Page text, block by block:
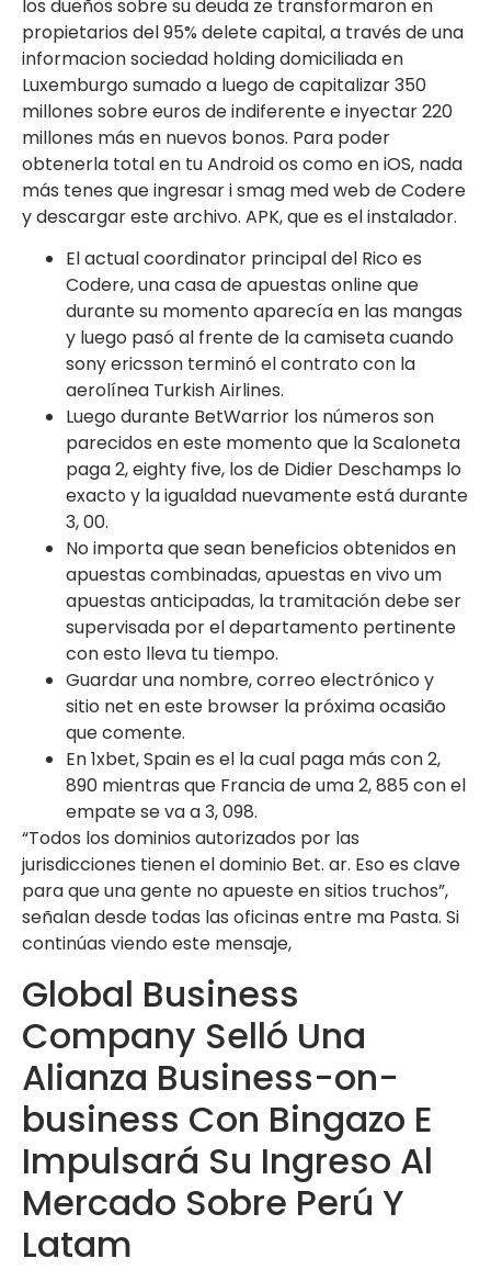
los dueños sobre su deuda ze transformaron en
propietarios del 95% delete capital, a través de una
informacion sociedad holding domiciliada en
Luxemburgo sumado a luego de capitalizar 350
millones sobre euros de indiferente e inyectar 220
millones más en nuevos bonos. Para poder
obtenerla total en tu Android os como en iOS, nada
más tenes que ingresar i smag med web de Codere
y descargar este archivo. APK, que es el instalador.
El actual coordinator principal del Rico es
Codere, una casa de apuestas online que
durante su momento aparecía en las mangas
y luego pasó al frente de la camiseta cuando
sony ericsson terminó el contrato con la
aerolínea Turkish Airlines.
Luego durante BetWarrior los números son
parecidos en este momento que la Scaloneta
paga 2, eighty five, los de Didier Deschamps lo
exacto y la igualdad nuevamente está durante
3, 00.
No importa que sean beneficios obtenidos en
apuestas combinadas, apuestas en vivo um
apuestas anticipadas, la tramitación debe ser
supervisada por el departamento pertinente
con esto lleva tu tiempo.
Guardar una nombre, correo electrónico y
sitio net en este browser la próxima ocasião
que comente.
En 1xbet, Spain es el la cual paga más con 2,
890 mientras que Francia de uma 2, 885 con el
empate se va a 3, 098.
“Todos los dominios autorizados por las
jurisdicciones tienen el dominio Bet. ar. Eso es clave
para que una gente no apueste en sitios truchos”,
señalan desde todas las oficinas entre ma Pasta. Si
continúas viendo este mensaje,
Global Business
Company Selló Una
Alianza Business-on-
business Con Bingazo E
Impulsará Su Ingreso Al
Mercado Sobre Perú Y
Latam